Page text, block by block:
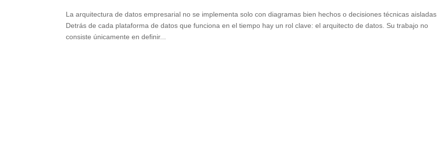
La arquitectura de datos empresarial no se implementa solo con diagramas bien hechos o decisiones técnicas aisladas.
Detrás de cada plataforma de datos que funciona en el tiempo hay un rol clave: el arquitecto de datos. Su trabajo no
consiste únicamente en definir...